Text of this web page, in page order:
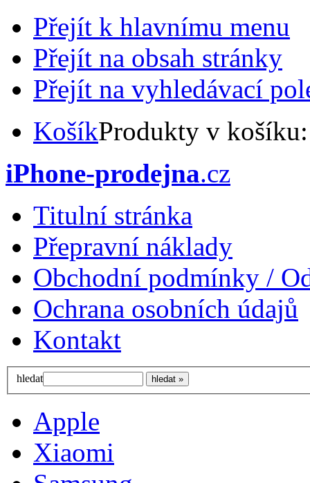
Přejít k hlavnímu menu
Přejít na obsah stránky
Přejít na vyhledávací
KošíkProdukty v
iPhone-prodejna.cz
Titulní stránka
Přepravní náklady
Obchodní podmínky /
Ochrana osobních údajů
Kontakt
hledat
Apple
Xiaomi